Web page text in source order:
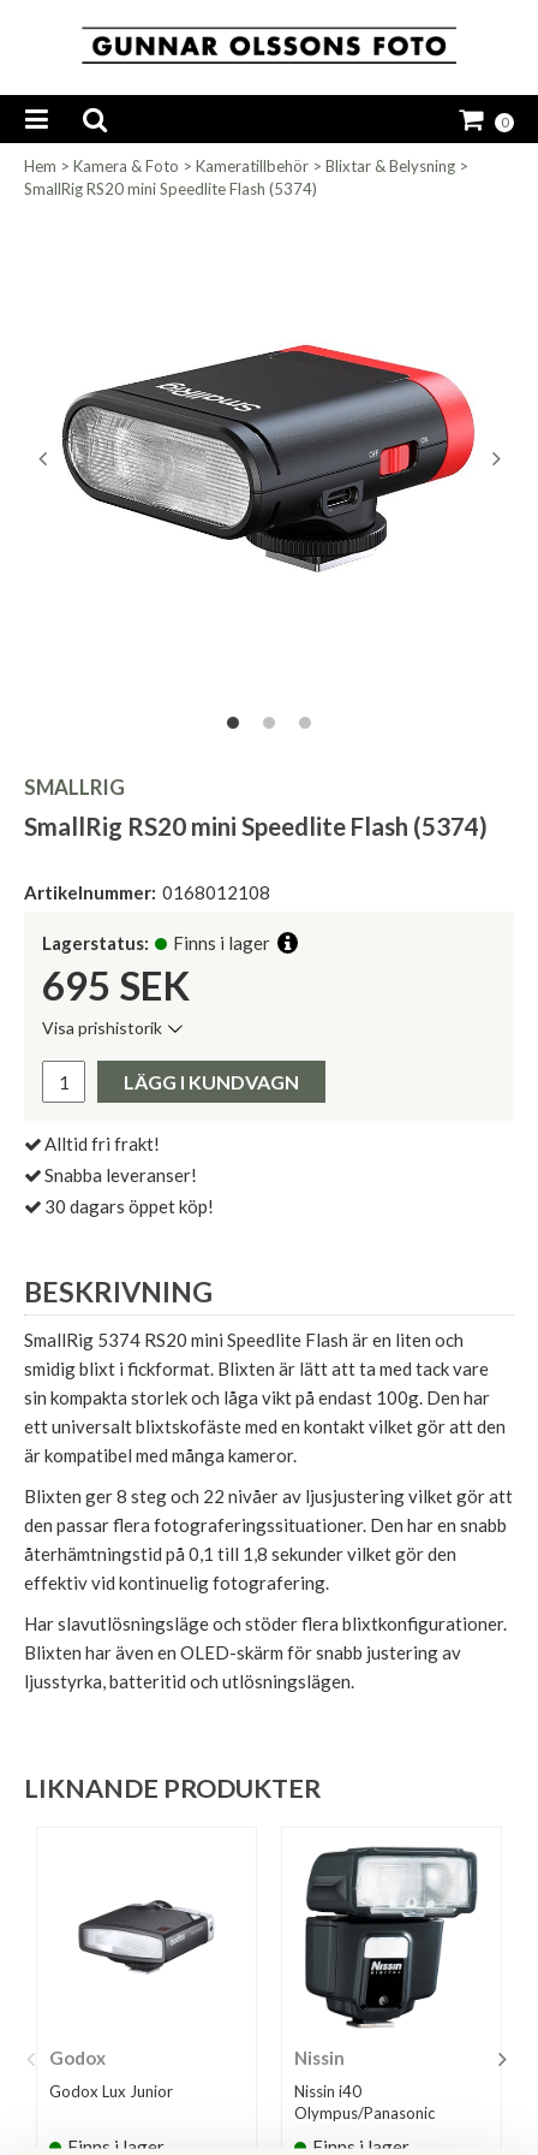
0
Hem > Kamera & Foto > Kameratillbehör > Blixtar & Belysning >
SmallRig RS20 mini Speedlite Flash (5374)
SMALLRIG
SmallRig RS20 mini Speedlite Flash (5374)
Artikelnummer: 0168012108
Lagerstatus: Finns i lager
695 SEK
Visa prishistorik
Pris:
LÄGG I KUNDVAGN
Alltid fri frakt!
Snabba leveranser!
30 dagars öppet köp!
BESKRIVNING
SmallRig 5374 RS20 mini Speedlite Flash är en liten och
smidig blixt i fickformat. Blixten är lätt att ta med tack vare
sin kompakta storlek och låga vikt på endast 100g. Den har
ett universalt blixtskofäste med en kontakt vilket gör att den
är kompatibel med många kameror.
Blixten ger 8 steg och 22 nivåer av ljusjustering vilket gör att
den passar flera fotograferingssituationer. Den har en snabb
återhämtningstid på 0,1 till 1,8 sekunder vilket gör den
effektiv vid kontinuelig fotografering.
Har slavutlösningsläge och stöder flera blixtkonfigurationer.
Blixten har även en OLED-skärm för snabb justering av
ljusstyrka, batteritid och utlösningslägen.
LIKNANDE PRODUKTER
Godox
Godox Lux Junior
Finns i lager
Nissin
Nissin i40
Olympus/Panasonic
Finns i lager